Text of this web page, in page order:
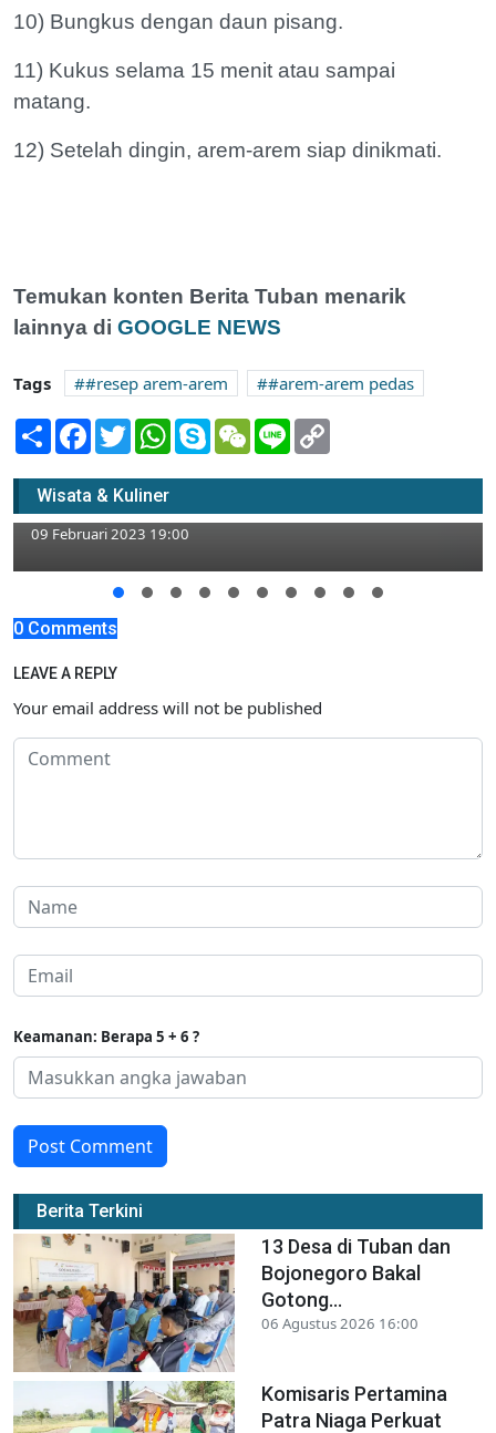
10) Bungkus dengan daun pisang.
11) Kukus selama 15 menit atau sampai
matang.
12) Setelah dingin, arem-arem siap dinikmati.
Temukan konten Berita Tuban menarik
lainnya di GOOGLE NEWS
Tags #resep arem-arem
#arem-arem pedas
Share Facebook
TwitterWhatsApp
SkypeWeChatLine
Wisata & Kuliner
Sukses Kelola Wisata Pantai, Socorejo
Masuk Daftar Desa Mandiri di Tuban
09 Februari 2023 19:00
0 Comments
LEAVE A REPLY
Your email address will not be published
Keamanan: Berapa 5 + 6 ?
Post Comment
Berita Terkini
13 Desa di Tuban dan
Bojonegoro Bakal
Gotong...
06 Agustus 2026 16:00
Komisaris Pertamina
Patra Niaga Perkuat